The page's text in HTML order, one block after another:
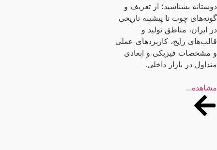
بشناسید؛ از تعریف و
چوب تا پیشینه تاریخی
ایران، مناطق تولید و
رایج، کاربردهای عملی
فیزیکی و ابعادی
در بازار داخلی.